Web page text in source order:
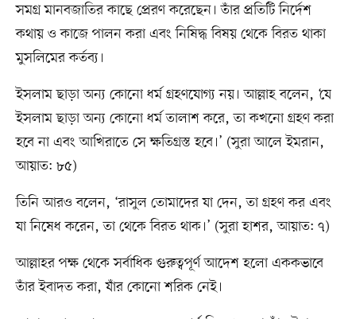
সমগ্র মানবজাতির কাছে প্রেরণ করেছেন। তাঁর প্রতিটি নির্দেশ
কথায় ও কাজে পালন করা এবং নিষিদ্ধ বিষয় থেকে বিরত থাকা
মুসলিমের কর্তব্য।
ইসলাম ছাড়া অন্য কোনো ধর্ম গ্রহণযোগ্য নয়। আল্লাহ বলেন, ‘যে
ইসলাম ছাড়া অন্য কোনো ধর্ম তালাশ করে, তা কখনো গ্রহণ করা
হবে না এবং আখিরাতে সে ক্ষতিগ্রস্ত হবে।’ (সুরা আলে ইমরান,
আয়াত: ৮৫)
তিনি আরও বলেন, ‘রাসুল তোমাদের যা দেন, তা গ্রহণ কর এবং
যা নিষেধ করেন, তা থেকে বিরত থাক।’ (সুরা হাশর, আয়াত: ৭)
আল্লাহর পক্ষ থেকে সর্বাধিক গুরুত্বপূর্ণ আদেশ হলো এককভাবে
তাঁর ইবাদত করা, যাঁর কোনো শরিক নেই।